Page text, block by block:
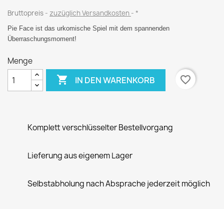
Bruttopreis zuzüglich Versandkosten *
Pie Face ist das urkomische Spiel mit dem spannenden
Überraschungsmoment!
Menge
 IN DEN WARENKORB favorite_border
Komplett verschlüsselter Bestellvorgang
Lieferung aus eigenem Lager
Selbstabholung nach Absprache jederzeit möglich